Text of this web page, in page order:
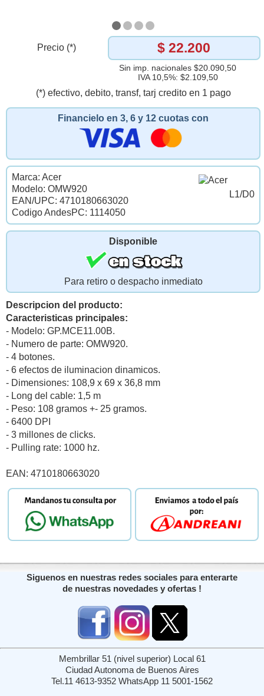
Precio (*) $ 22.200
Sin imp. nacionales $20.090,50
IVA 10,5%: $2.109,50
(*) efectivo, debito, transf, tarj credito en 1 pago
Financielo en 3, 6 y 12 cuotas con
L1/D0
Marca: Acer
Modelo: OMW920
EAN/UPC: 4710180663020
Codigo AndesPC: 1114050
Disponible
Para retiro o despacho inmediato
Descripcion del producto:
Caracteristicas principales:
- Modelo: GP.MCE11.00B.
- Numero de parte: OMW920.
- 4 botones.
- 6 efectos de iluminacion dinamicos.
- Dimensiones: 108,9 x 69 x 36,8 mm
- Long del cable: 1,5 m
- Peso: 108 gramos +- 25 gramos.
- 6400 DPI
- 3 millones de clicks.
- Pulling rate: 1000 hz.
EAN: 4710180663020
Siguenos en nuestras redes sociales para enterarte
de nuestras novedades y ofertas !
Membrillar 51 (nivel superior) Local 61
Ciudad Autonoma de Buenos Aires
Tel.11 4613-9352 WhatsApp 11 5001-1562